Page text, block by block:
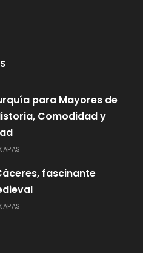
para Mayores de
Comodidad y
fascinante